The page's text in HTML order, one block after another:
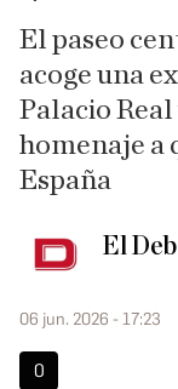
El paseo
acoge una
Palacio
homenaje a
España
El
06 jun. 2026 - 17:23
0